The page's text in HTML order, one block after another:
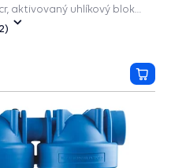
aktivovaný uhlíkový blok
příchuť, zápach a
filtrační síťka filtruje
do